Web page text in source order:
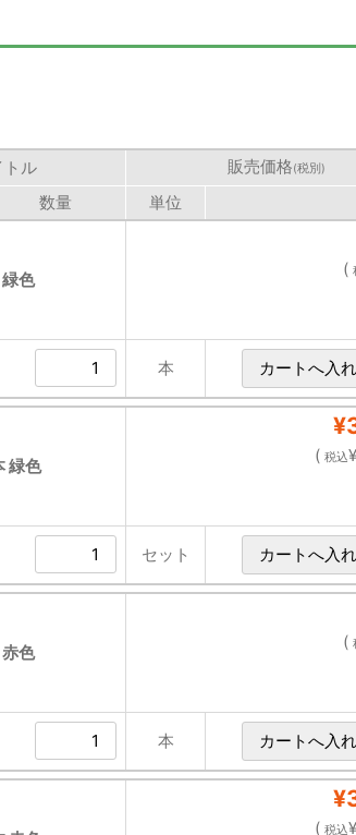
トル 販売価格(税別)
数量 単位
色
(
本
緑色
( 税込
セット
色
(
本
( 税込